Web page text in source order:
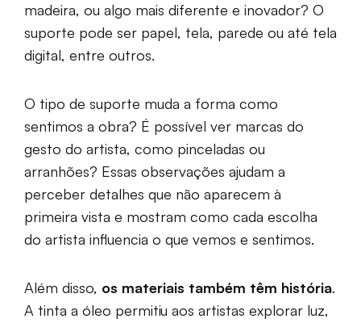
madeira, ou algo mais diferente e inovador? O
suporte pode ser papel, tela, parede ou até tela
digital, entre outros.
O tipo de suporte muda a forma como
sentimos a obra? É possível ver marcas do
gesto do artista, como pinceladas ou
arranhões? Essas observações ajudam a
perceber detalhes que não aparecem à
primeira vista e mostram como cada escolha
do artista influencia o que vemos e sentimos.
Além disso, os materiais também têm história.
A tinta a óleo permitiu aos artistas explorar luz,